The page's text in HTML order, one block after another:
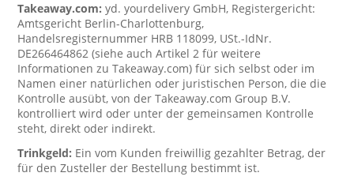
Takeaway.com:yd. yourdelivery GmbH, Registergericht:
Amtsgericht Berlin-Charlottenburg,
Handelsregisternummer HRB 118099, USt.-IdNr.
DE266464862 (siehe auch Artikel 2 für weitere
Informationen zu Takeaway.com) für sich selbst oder im
Namen einer natürlichen oder juristischen Person, die die
Kontrolle ausübt, von der Takeaway.com Group B.V.
kontrolliert wird oder unter der gemeinsamen Kontrolle
steht, direkt oder indirekt.
Trinkgeld: Ein vom Kunden freiwillig gezahlter Betrag, der
für den Zusteller der Bestellung bestimmt ist.